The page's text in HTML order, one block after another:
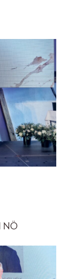
NÖ